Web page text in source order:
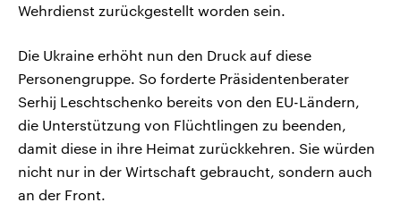
Wehrdienst zurückgestellt worden sein.
Die Ukraine erhöht nun den Druck auf diese
Personengruppe. So forderte Präsidentenberater
Serhij Leschtschenko bereits von den EU-Ländern,
die Unterstützung von Flüchtlingen zu beenden,
damit diese in ihre Heimat zurückkehren. Sie würden
nicht nur in der Wirtschaft gebraucht, sondern auch
an der Front.